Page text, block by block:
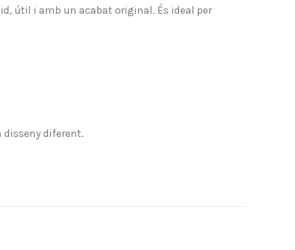
útil i amb un acabat original. És ideal per
diferent.